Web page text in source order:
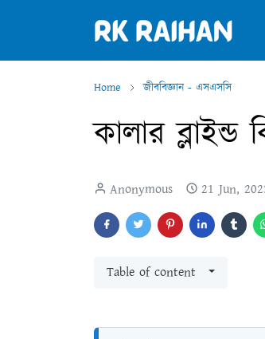
Home জীববিজ্ঞান - এসএসসি
কালার
Anonymous 21 Jun,
Table of content